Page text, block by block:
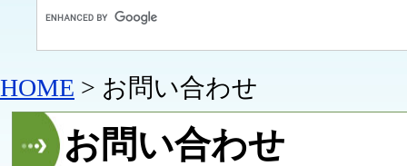
HOME > お問い合わせ
お問い合わせ